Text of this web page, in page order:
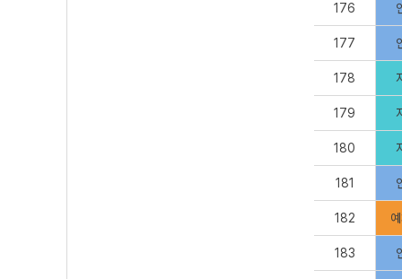
176
177
178
179
180
181
182
183